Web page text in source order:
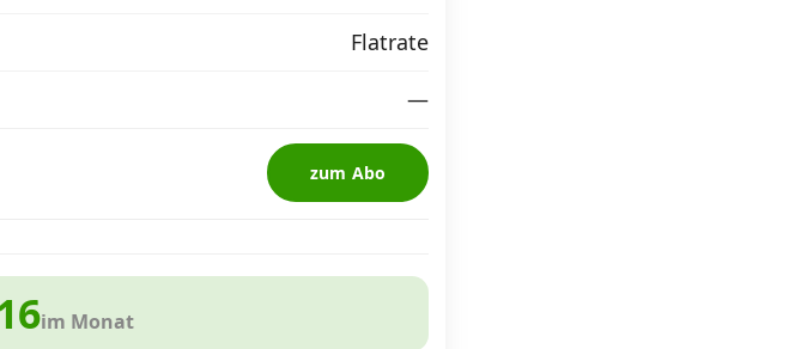
Flatrate
—
zum Abo
im Monat